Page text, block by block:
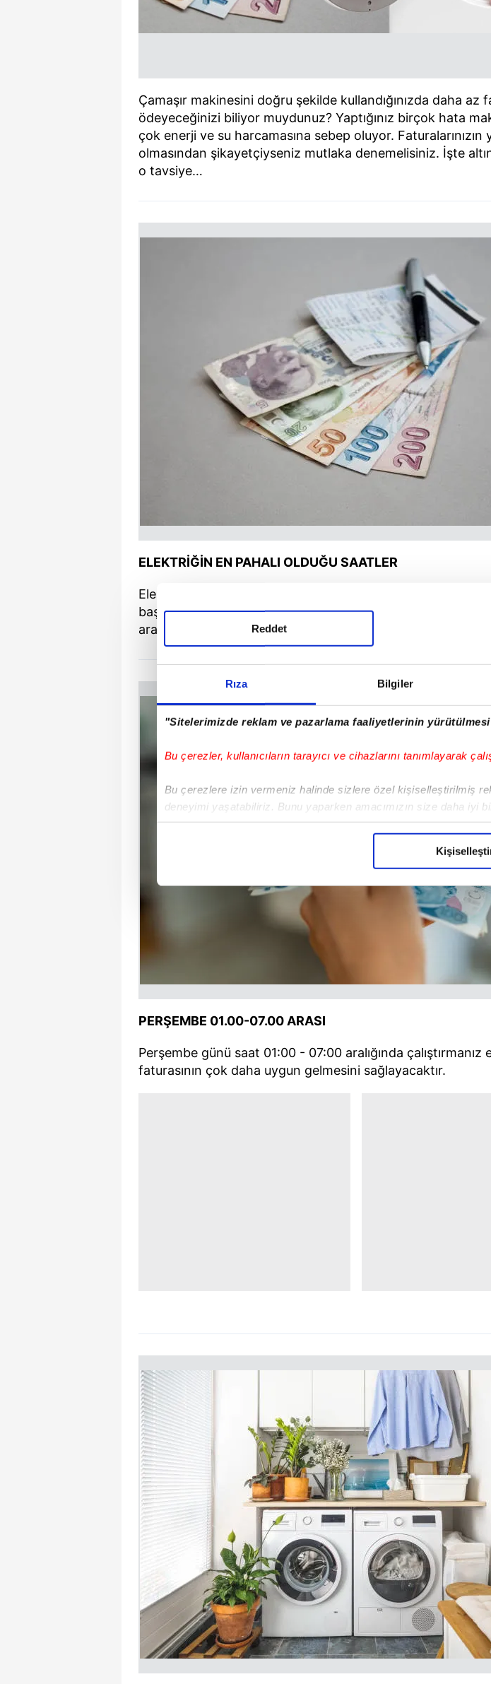
Rıza Bilgiler
"Sitelerimizde reklam ve pazarlama faaliyetlerinin yürütülmesi
Bu çerezler, kullanıcıların tarayıcı ve cihazlarını tanımlayarak
Bu çerezlere izin vermeniz halinde sizlere özel kişiselleştirilmiş
deneyimi yaşatabiliriz. Bunu yaparken amacımızın size daha
içerikleri sunabilmek adına elimizden gelen çabayı
Sizlere daha iyi bir hizmet sunabilmek için İnternet Sitemizde
çerezler vasıtasıyla çeşitli kişisel verileriniz işlenmekte olup
amacıyla kullanılmaktadır. Diğer çerezler, sitemizin daha
reklam/pazarlama faaliyetlerinin yapılması, amaçlarıyla sınırlı
mevzuata uygun olarak kullanılan çerezlerle ilgili bilgi almak için
Reddet
Çamaşır makinesini doğru şekilde kullandığınızda daha az
ödeyeceğinizi biliyor muydunuz? Yaptığınız birçok hata
çok enerji ve su harcamasına sebep oluyor. Faturalarınızın
olmasından şikayetçiyseniz mutlaka denemelisiniz. İşte
o tavsiye…
ELEKTRİĞİN EN PAHALI OLDUĞU SAATLER
Elektrik faturasının çok daha yüksek gelmesine neden olan
başında Pazartesi, Salı, Çarşamba günleri gelirken 17:00 -
aralığı elektriğin en pahalı olduğu saatler arasındadır.
PERŞEMBE 01.00-07.00 ARASI
Perşembe günü saat 01:00 - 07:00 aralığında çalıştırmanız
faturasının çok daha uygun gelmesini sağlayacaktır.